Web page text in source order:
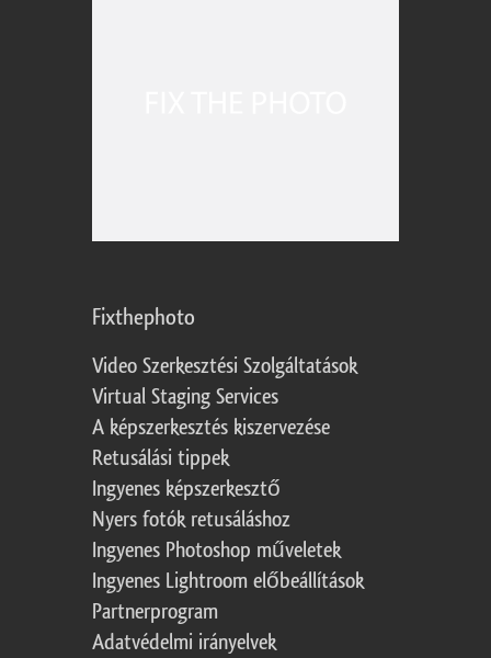
Fixthephoto
Video Szerkesztési Szolgáltatások
Virtual Staging Services
A képszerkesztés kiszervezése
Retusálási tippek
Ingyenes képszerkesztő
Nyers fotók retusáláshoz
Ingyenes Photoshop műveletek
Ingyenes Lightroom előbeállítások
Partnerprogram
Adatvédelmi irányelvek